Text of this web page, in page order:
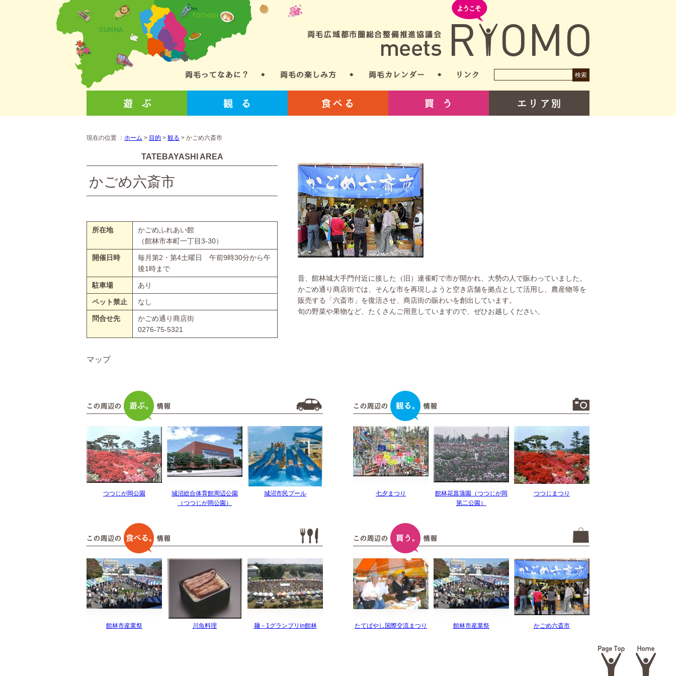
現在の位置 ： ホーム > 目的 > 観る > かごめ六斎市
TATEBAYASHI AREA
かごめ六斎市
昔、館林城大手門付近に接した（旧）連雀町で市が開かれ、大勢の人で賑わっていました。
かごめ通り商店街では、そんな市を再現しようと空き店舗を拠点として活用し、農産物等を
販売する「六斎市」を復活させ、商店街の賑わいを創出しています。
旬の野菜や果物など、たくさんご用意していますので、ぜひお越しください。
所在地
かごめふれあい館
（館林市本町一丁目3-30）
開催日時
毎月第2・第4土曜日 午前9時30分から午
後1時まで
駐車場 あり
ペット禁止 なし
問合せ先
かごめ通り商店街
0276-75-5321
マップ
つつじが岡公園
城沼総合体育館周辺公園
（つつじが岡公園）
城沼市民プール 七夕まつり
館林花菖蒲園（つつじが岡
第二公園）
つつじまつり
館林市産業祭 川魚料理 麺－1グランプリin館林 たてばやし国際交流まつり 館林市産業祭 かごめ六斎市